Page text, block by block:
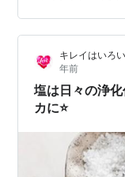
キレイはいろ
年前
塩は日々の浄
カに⭐